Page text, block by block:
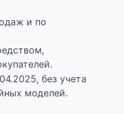
и по
без учета
моделей.